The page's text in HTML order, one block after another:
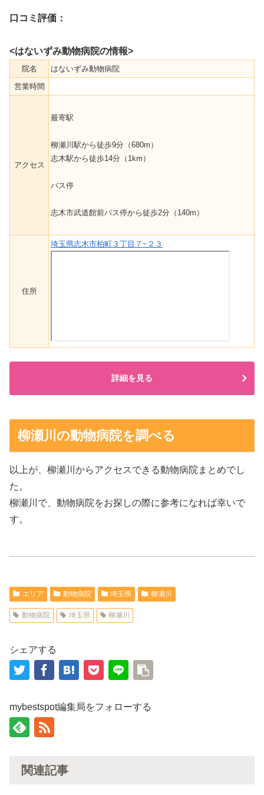
口コミ評価：
<はないずみ動物病院の情報>
院名
はないずみ動物病院
営業時間
アクセス
最寄駅
柳瀬川駅から徒歩9分（680m）
志木駅から徒歩14分（1km）
バス停
志木市武道館前バス停から徒歩2分（140m）
住所
埼玉県志木市柏町３丁目７−２３
詳細を見る
柳瀬川の動物病院を調べる
以上が、柳瀬川からアクセスできる動物病院まとめでし
た。
柳瀬川で、動物病院をお探しの際に参考になれば幸いで
す。
エリア 動物病院 埼玉県 柳瀬川
動物病院 埼玉県 柳瀬川
シェアする
mybestspot編集局をフォローする
関連記事